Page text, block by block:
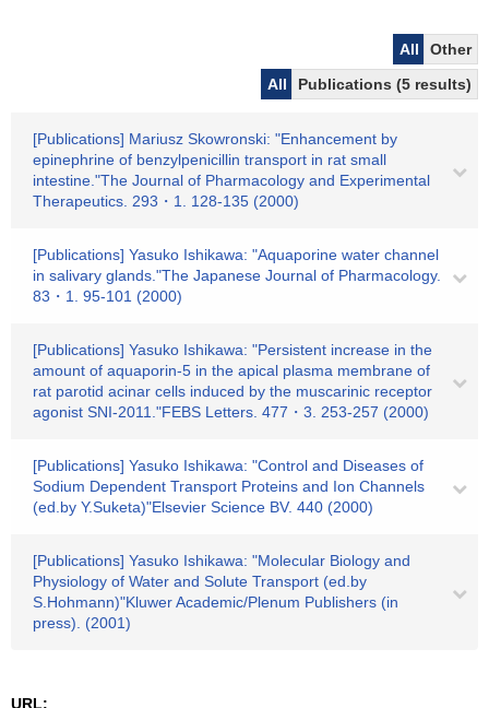
All
Other
All
Publications (5 results)
[Publications] Mariusz Skowronski: "Enhancement by
epinephrine of benzylpenicillin transport in rat small
intestine."The Journal of Pharmacology and Experimental
Therapeutics. 293・1. 128-135 (2000)
[Publications] Yasuko Ishikawa: "Aquaporine water channel
in salivary glands."The Japanese Journal of Pharmacology.
83・1. 95-101 (2000)
[Publications] Yasuko Ishikawa: "Persistent increase in the
amount of aquaporin-5 in the apical plasma membrane of
rat parotid acinar cells induced by the muscarinic receptor
agonist SNI-2011."FEBS Letters. 477・3. 253-257 (2000)
[Publications] Yasuko Ishikawa: "Control and Diseases of
Sodium Dependent Transport Proteins and Ion Channels
(ed.by Y.Suketa)"Elsevier Science BV. 440 (2000)
[Publications] Yasuko Ishikawa: "Molecular Biology and
Physiology of Water and Solute Transport (ed.by
S.Hohmann)"Kluwer Academic/Plenum Publishers (in
press). (2001)
URL: